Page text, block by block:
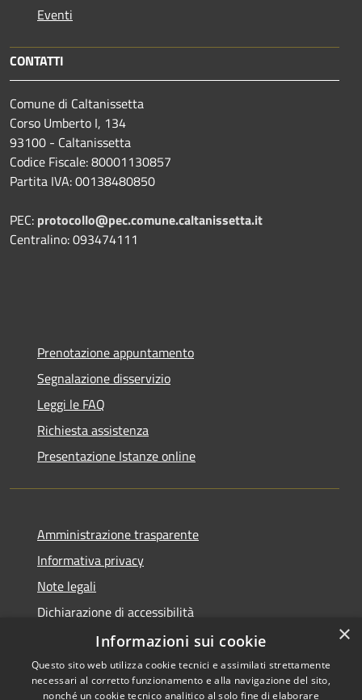
Eventi
CONTATTI
Comune di Caltanissetta
Corso Umberto I, 134
93100 - Caltanissetta
Codice Fiscale: 80001130857
Partita IVA: 00138480850
PEC: protocollo@pec.comune.caltanissetta.it
Centralino: 093474111
Prenotazione appuntamento
Segnalazione disservizio
Leggi le FAQ
Richiesta assistenza
Presentazione Istanze online
Amministrazione trasparente
Informativa privacy
Note legali
Dichiarazione di accessibilità
Copyright © 2026 • Comune di
×
Informazioni sui cookie
Questo sito web utilizza cookie tecnici e assimilati strettamente
necessari al corretto funzionamento e alla navigazione del sito,
nonché un cookie tecnico analitico al solo fine di elaborare